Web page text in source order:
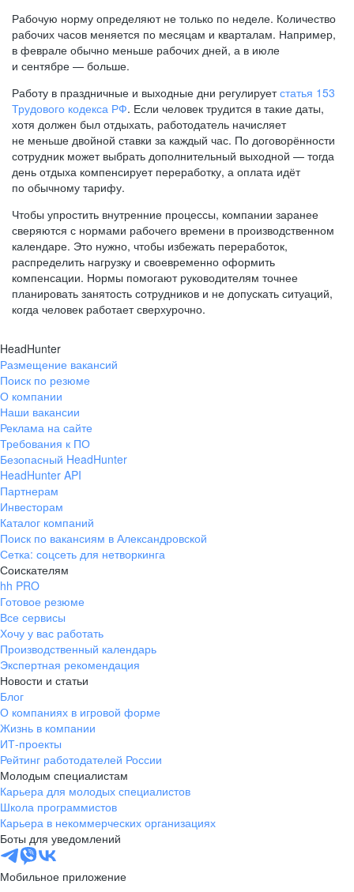
Рабочую норму определяют не только по неделе. Количество
рабочих часов меняется по месяцам и кварталам. Например,
в феврале обычно меньше рабочих дней, а в июле
и сентябре — больше.
Работу в праздничные и выходные дни регулируетстатья 153
Трудового кодекса РФ. Если человек трудится в такие даты,
хотя должен был отдыхать, работодатель начисляет
не меньше двойной ставки за каждый час. По договорённости
сотрудник может выбрать дополнительный выходной — тогда
день отдыха компенсирует переработку, а оплата идёт
по обычному тарифу.
Чтобы упростить внутренние процессы, компании заранее
сверяются с нормами рабочего времени в производственном
календаре. Это нужно, чтобы избежать переработок,
распределить нагрузку и своевременно оформить
компенсации. Нормы помогают руководителям точнее
планировать занятость сотрудников и не допускать ситуаций,
когда человек работает сверхурочно.
HeadHunter
Размещение вакансий
Поиск по резюме
О компании
Наши вакансии
Реклама на сайте
Требования к ПО
Безопасный HeadHunter
HeadHunter API
Партнерам
Инвесторам
Каталог компаний
Поиск по вакансиям в Александровской
Сетка: соцсеть для нетворкинга
Соискателям
hh PRO
Готовое резюме
Все сервисы
Хочу у вас работать
Производственный календарь
Экспертная рекомендация
Новости и статьи
Блог
О компаниях в игровой форме
Жизнь в компании
ИТ-проекты
Рейтинг работодателей России
Молодым специалистам
Карьера для молодых специалистов
Школа программистов
Карьера в некоммерческих организациях
Боты для уведомлений
Мобильное приложение